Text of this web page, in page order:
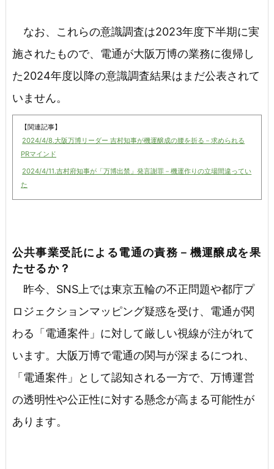
なお、これらの意識調査は2023年度下半期に実
施されたもので、電通が大阪万博の業務に復帰し
た2024年度以降の意識調査結果はまだ公表されて
いません。
【関連記事】
2024/4/8.大阪万博リーダー 吉村知事が機運醸成の腰を折る－求められる
PRマインド
2024/4/11.吉村府知事が「万博出禁」発言謝罪－機運作りの立場間違ってい
た
公共事業受託による電通の責務－機運醸成を果
たせるか？
昨今、SNS上では東京五輪の不正問題や都庁プ
ロジェクションマッピング疑惑を受け、電通が関
わる「電通案件」に対して厳しい視線が注がれて
います。大阪万博で電通の関与が深まるにつれ、
「電通案件」として認知される一方で、万博運営
の透明性や公正性に対する懸念が高まる可能性が
あります。